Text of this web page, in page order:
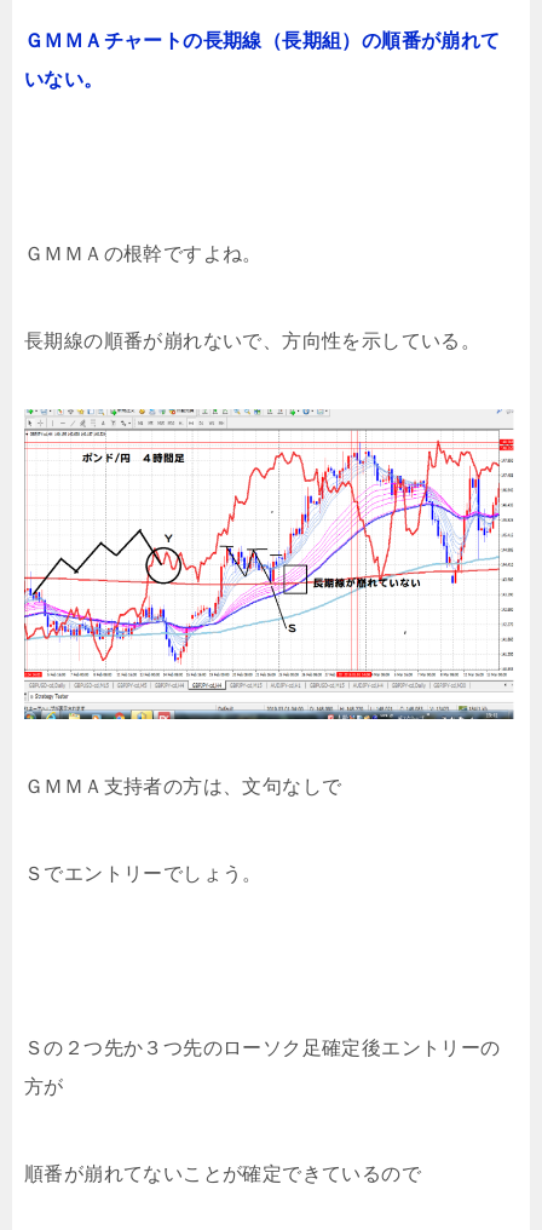
ＧＭＭＡチャートの長期線（長期組）の順番が崩れて
いない。
ＧＭＭＡの根幹ですよね。
長期線の順番が崩れないで、方向性を示している。
ＧＭＭＡ支持者の方は、文句なしで
Ｓでエントリーでしょう。
Ｓの２つ先か３つ先のローソク足確定後エントリーの
方が
順番が崩れてないことが確定できているので